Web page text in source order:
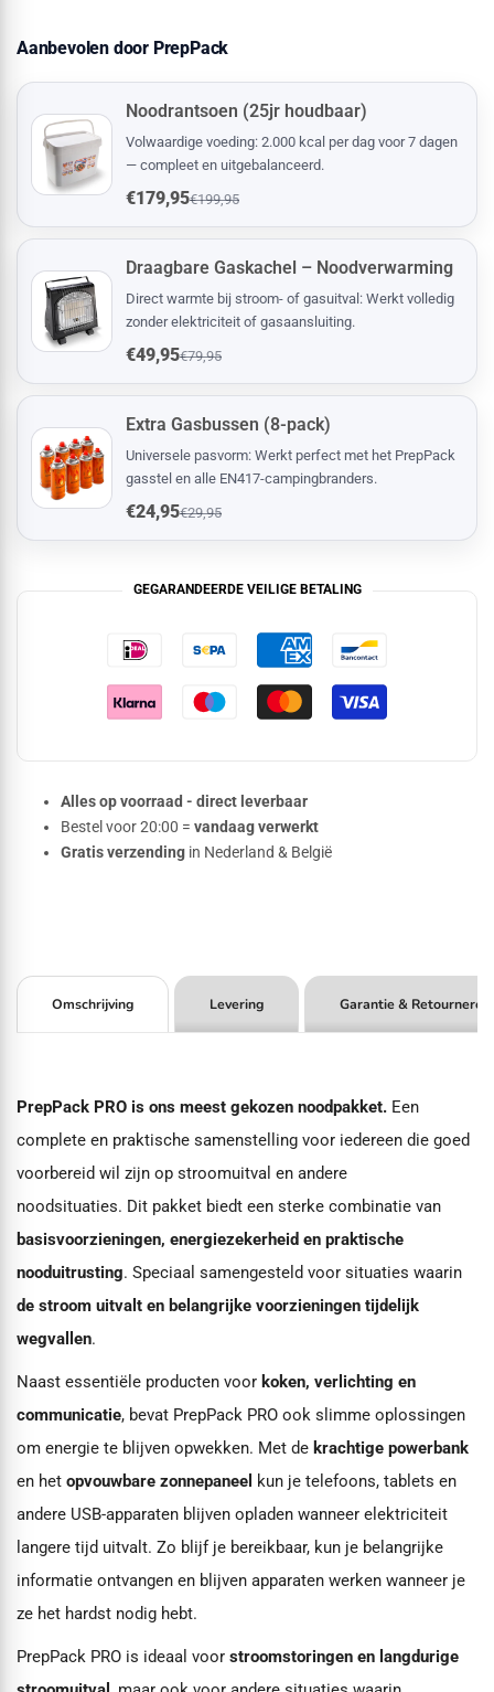
Aanbevolen door PrepPack
Noodrantsoen (25jr houdbaar)
Volwaardige voeding: 2.000 kcal per dag voor 7 dagen
— compleet en uitgebalanceerd.
€179,95€199,95
Draagbare Gaskachel – Noodverwarming
Direct warmte bij stroom- of gasuitval: Werkt volledig
zonder elektriciteit of gasaansluiting.
€49,95€79,95
Extra Gasbussen (8-pack)
Universele pasvorm: Werkt perfect met het PrepPack
gasstel en alle EN417-campingbranders.
€24,95€29,95
GEGARANDEERDE VEILIGE BETALING
Alles op voorraad - direct leverbaar
Bestel voor 20:00 = vandaag verwerkt
Gratis verzending in Nederland & België
Omschrijving Levering Garantie & Retourneren
PrepPack PRO is ons meest gekozen noodpakket. Een
complete en praktische samenstelling voor iedereen die goed
voorbereid wil zijn op stroomuitval en andere
noodsituaties. Dit pakket biedt een sterke combinatie van
basisvoorzieningen, energiezekerheid en praktische
nooduitrusting. Speciaal samengesteld voor situaties waarin
de stroom uitvalt en belangrijke voorzieningen tijdelijk
wegvallen.
Naast essentiële producten voor koken, verlichting en
communicatie, bevat PrepPack PRO ook slimme oplossingen
om energie te blijven opwekken. Met de krachtige powerbank
en het opvouwbare zonnepaneel kun je telefoons, tablets en
andere USB-apparaten blijven opladen wanneer elektriciteit
langere tijd uitvalt. Zo blijf je bereikbaar, kun je belangrijke
informatie ontvangen en blijven apparaten werken wanneer je
ze het hardst nodig hebt.
PrepPack PRO is ideaal voor stroomstoringen en langdurige